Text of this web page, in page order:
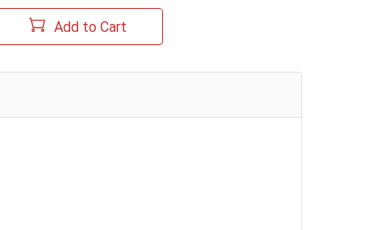
Add to Cart